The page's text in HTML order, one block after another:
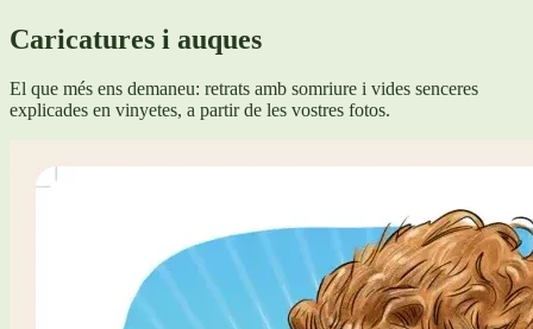
Caricatures i auques
El que més ens demaneu: retrats amb somriure i vides senceres
explicades en vinyetes, a partir de les vostres fotos.